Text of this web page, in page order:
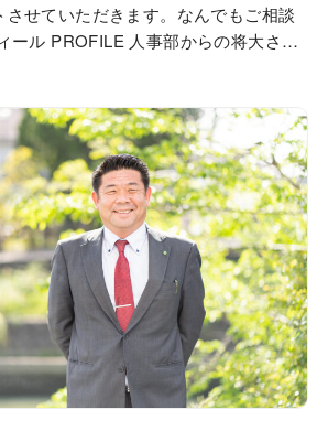
させていただきます。なんでもご相談
ール PROFILE 人事部からの将大さん
見に行ったりサッカーを見たりスポー